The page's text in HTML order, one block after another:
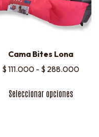
Cama Bites Lona
$ 111.000 - $ 288.000
Seleccionar opciones